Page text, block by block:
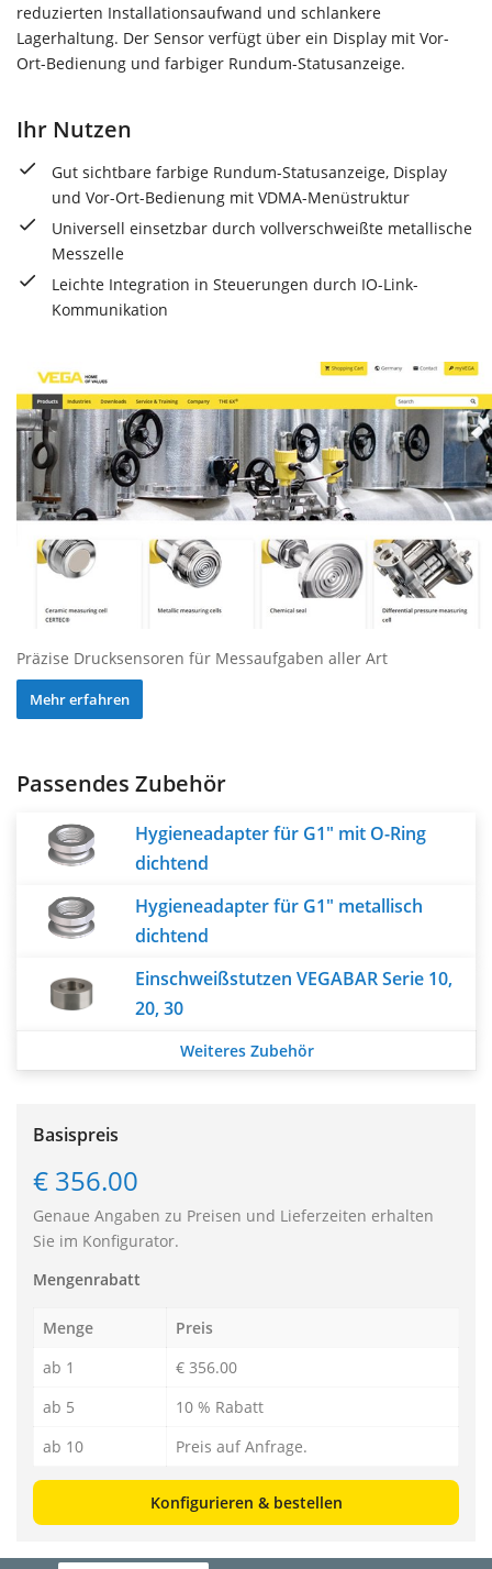
reduzierten Installationsaufwand und schlankere
Lagerhaltung. Der Sensor verfügt über ein Display mit Vor-
Ort-Bedienung und farbiger Rundum-Statusanzeige.
Ihr Nutzen
Gut sichtbare farbige Rundum-Statusanzeige, Display
und Vor-Ort-Bedienung mit VDMA-Menüstruktur
Universell einsetzbar durch vollverschweißte metallische
Messzelle
Leichte Integration in Steuerungen durch IO-Link-
Kommunikation
Präzise Drucksensoren für Messaufgaben aller Art
Mehr erfahren
Passendes Zubehör
Hygieneadapter für G1" mit O-Ring
dichtend
Hygieneadapter für G1" metallisch
dichtend
Einschweißstutzen VEGABAR Serie 10,
20, 30
Weiteres Zubehör
Basispreis
€ 356.00
Genaue Angaben zu Preisen und Lieferzeiten erhalten
Sie im Konfigurator.
Mengenrabatt
Menge
Preis
ab 1
€ 356.00
ab 5
10 % Rabatt
ab 10
Preis auf Anfrage.
Konfigurieren & bestellen